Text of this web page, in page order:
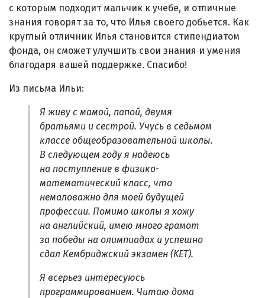
с которым подходит мальчик к учебе, и отличные
знания говорят за то, что Илья своего добьется. Как
круглый отличник Илья становится стипендиатом
фонда, он сможет улучшить свои знания и умения
благодаря вашей поддержке. Спасибо!
Из письма Ильи:
Я живу с мамой, папой, двумя
братьями и сестрой. Учусь в седьмом
классе общеобразовательной школы.
В следующем году я надеюсь
на поступление в физико-
математический класс, что
немаловажно для моей будущей
профессии. Помимо школы я хожу
на английский, имею много грамот
за победы на олимпиадах и успешно
сдал Кембриджский экзамен (KET).
Я всерьез интересуюсь
программированием. Читаю дома